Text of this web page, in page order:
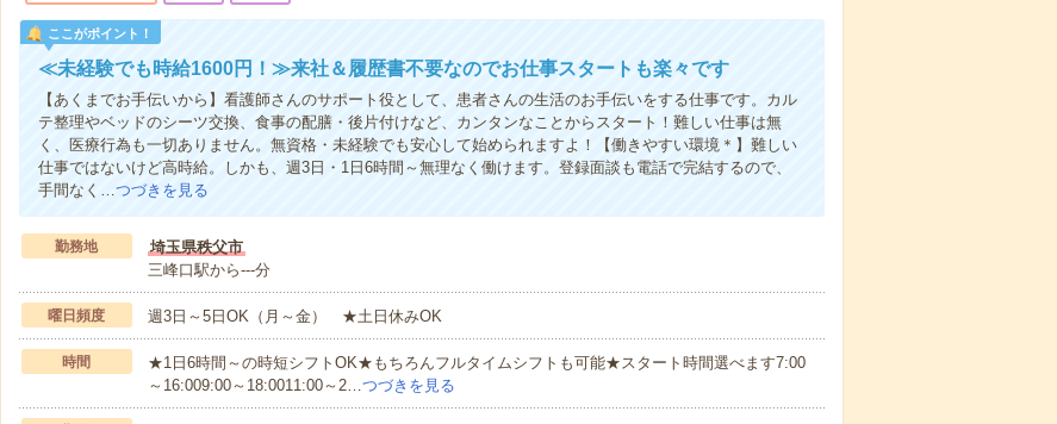
ここがポイント！
≪未経験でも時給1600円！≫来社＆履歴書不要なのでお仕事スタートも楽々です
【あくまでお手伝いから】看護師さんのサポート役として、患者さんの生活のお手伝いをする仕事です。カル
テ整理やベッドのシーツ交換、食事の配膳・後片付けなど、カンタンなことからスタート！難しい仕事は無
く、医療行為も一切ありません。無資格・未経験でも安心して始められますよ！【働きやすい環境＊】難しい
仕事ではないけど高時給。しかも、週3日・1日6時間～無理なく働けます。登録面談も電話で完結するので、
手間なく…つづきを見る
勤務地
埼玉県秩父市
三峰口駅から---分
曜日頻度 週3日～5日OK（月～金） ★土日休みOK
時間
★1日6時間～の時短シフトOK★もちろんフルタイムシフトも可能★スタート時間選べます7:00
～16:009:00～18:0011:00～2…つづきを見る